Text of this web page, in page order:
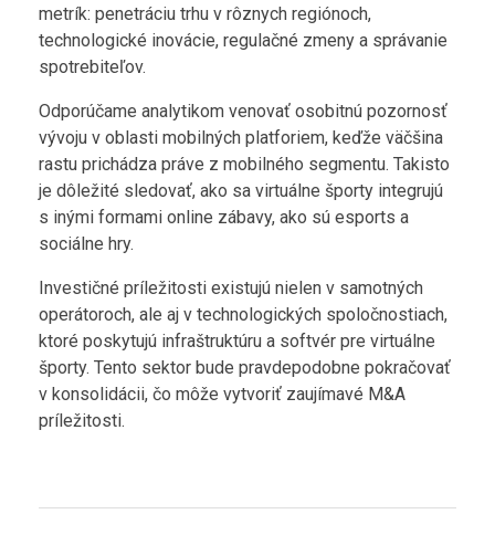
metrík: penetráciu trhu v rôznych regiónoch,
technologické inovácie, regulačné zmeny a správanie
spotrebiteľov.
Odporúčame analytikom venovať osobitnú pozornosť
vývoju v oblasti mobilných platforiem, keďže väčšina
rastu prichádza práve z mobilného segmentu. Takisto
je dôležité sledovať, ako sa virtuálne športy integrujú
s inými formami online zábavy, ako sú esports a
sociálne hry.
Investičné príležitosti existujú nielen v samotných
operátoroch, ale aj v technologických spoločnostiach,
ktoré poskytujú infraštruktúru a softvér pre virtuálne
športy. Tento sektor bude pravdepodobne pokračovať
v konsolidácii, čo môže vytvoriť zaujímavé M&A
príležitosti.